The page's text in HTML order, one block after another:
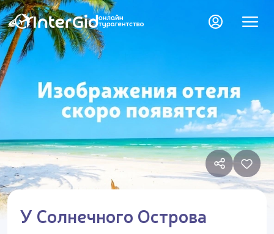
У Солнечного Острова